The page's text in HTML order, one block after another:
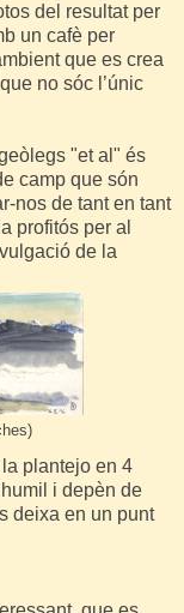
del resultat per
un cafè per
que es crea
no sóc l’únic
"et al" és
camp que són
nos de tant en tant
profitós per al
de la
plantejo en 4
i depèn de
deixa en un punt